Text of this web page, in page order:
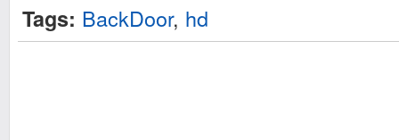
Tags: BackDoor, hd